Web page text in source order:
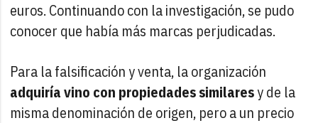
euros. Continuando con la investigación, se pudo
conocer que había más marcas perjudicadas.
Para la falsificación y venta, la organización
adquiría vino con propiedades similaresy de la
misma denominación de origen, pero a un precio